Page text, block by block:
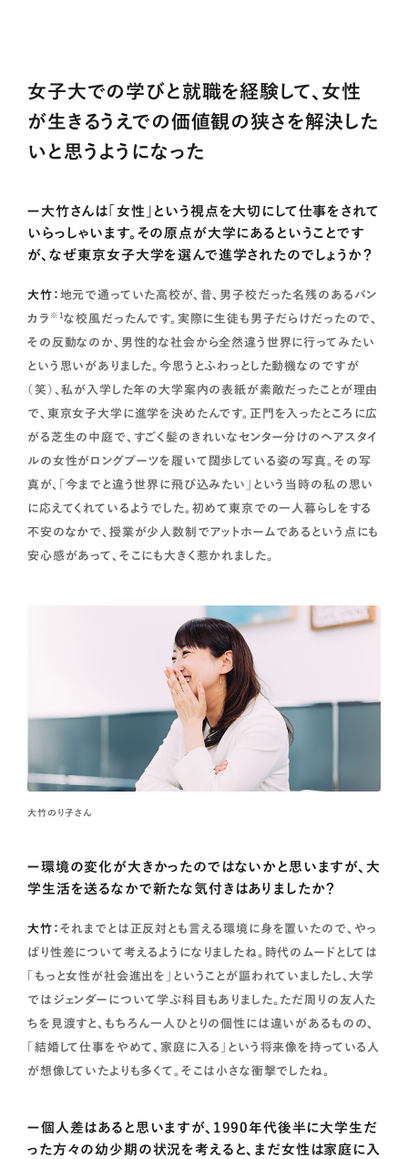
女子大での学びと就職を経験して、女性
が生きるうえでの価値観の狭さを解決した
いと思うようになった
ー大竹さんは「女性」という視点を大切にして仕事をされて
いらっしゃいます。その原点が大学にあるということです
が、なぜ東京女子大学を選んで進学されたのでしょうか？
大竹： 地元で通っていた高校が、昔、男子校だった名残のあるバン
カラ ※1な校風だったんです。実際に生徒も男子だらけだったので、
その反動なのか、男性的な社会から全然違う世界に行ってみたい
という思いがありました。今思うとふわっとした動機なのですが
（笑）、私が入学した年の大学案内の表紙が素敵だったことが理由
で、東京女子大学に進学を決めたんです。正門を入ったところに広
がる芝生の中庭で、すごく髪のきれいなセンター分けのヘアスタイ
ルの女性がロングブーツを履いて闊歩している姿の写真。その写
真が、「今までと違う世界に飛び込みたい」という当時の私の思い
に応えてくれているようでした。初めて東京での一人暮らしをする
不安のなかで、授業が少人数制でアットホームであるという点にも
安心感があって、そこにも大きく惹かれました。
大竹のり子さん
ー環境の変化が大きかったのではないかと思いますが、大
学生活を送るなかで新たな気付きはありましたか？
大竹： それまでとは正反対とも言える環境に身を置いたので、やっ
ぱり性差について考えるようになりましたね。時代のムードとしては
「もっと女性が社会進出を」ということが謳われていましたし、大学
ではジェンダーについて学ぶ科目もありました。ただ周りの友人た
ちを見渡すと、もちろん一人ひとりの個性には違いがあるものの、
「結婚して仕事をやめて、家庭に入る」という将来像を持っている人
が想像していたよりも多くて。そこは小さな衝撃でしたね。
ー個人差はあると思いますが、1990年代後半に大学生だ
った方々の幼少期の状況を考えると、まだ女性は家庭に入